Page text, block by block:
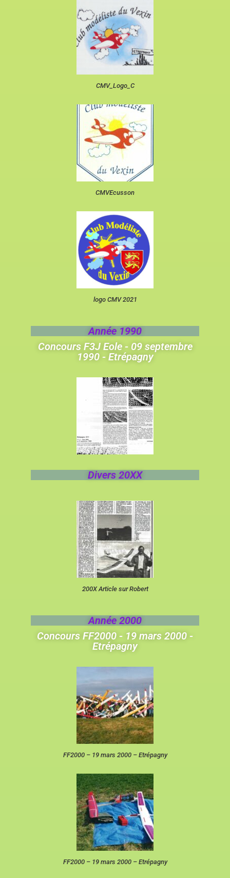
CMV_Logo_C
CMVEcusson
logo CMV 2021
Année 1990
Concours F3J Eole - 09 septembre
1990 - Etrépagny
Divers 20XX
200X Article sur Robert
Année 2000
Concours FF2000 - 19 mars 2000 -
Etrépagny
FF2000 – 19 mars 2000 – Etrépagny
FF2000 – 19 mars 2000 – Etrépagny